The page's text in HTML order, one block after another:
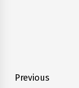
Навигация
Previous